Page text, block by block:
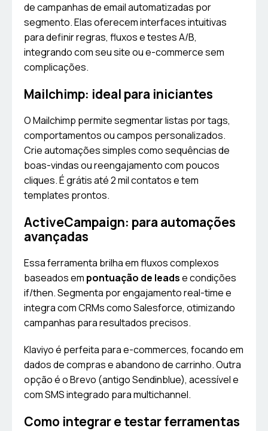
de campanhas de email automatizadas por
segmento. Elas oferecem interfaces intuitivas
para definir regras, fluxos e testes A/B,
integrando com seu site ou e-commerce sem
complicações.
Mailchimp: ideal para iniciantes
O Mailchimp permite segmentar listas por tags,
comportamentos ou campos personalizados.
Crie automações simples como sequências de
boas-vindas ou reengajamento com poucos
cliques. É grátis até 2 mil contatos e tem
templates prontos.
ActiveCampaign: para automações
avançadas
Essa ferramenta brilha em fluxos complexos
baseados em pontuação de leadse condições
if/then. Segmenta por engajamento real-time e
integra com CRMs como Salesforce, otimizando
campanhas para resultados precisos.
Klaviyo é perfeita para e-commerces, focando em
dados de compras e abandono de carrinho. Outra
opção é o Brevo (antigo Sendinblue), acessível e
com SMS integrado para multichannel.
Como integrar e testar ferramentas